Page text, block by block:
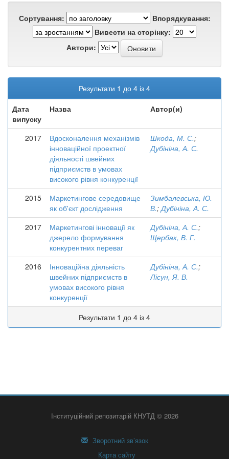
Сортування:
Впорядкування:
Вивести на сторінку:
Автори:
Результати 1 до 4 із 4
Дата
випуску
Назва Автор(и)
2017
Вдосконалення механізмів
інноваційної проектної
діяльності швейних
підприємств в умовах
високого рівня конкуренції
Шкода, М. С.;
Дубініна, А. С.
2015
Маркетингове середовище
як об'єкт дослідження
Зимбалевська, Ю.
В.;Дубініна, А. С.
2017
Маркетингові інновації як
джерело формування
конкурентних переваг
Дубініна, А. С.;
Щербак, В. Г.
2016
Інноваційна діяльність
швейних підприємств в
умовах високого рівня
конкуренції
Дубініна, А. С.;
Лісун, Я. В.
Результати 1 до 4 із 4
Інституційний репозитарій КНУТД © 2026
Зворотний зв’язок
Карта сайту